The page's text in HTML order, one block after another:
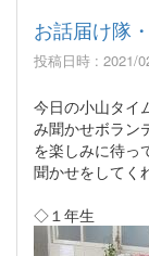
お話届け隊
投稿日時 : 2021/
今日の小山タイ
み聞かせボラン
を楽しみに待っ
聞かせをしてく
◇１年生